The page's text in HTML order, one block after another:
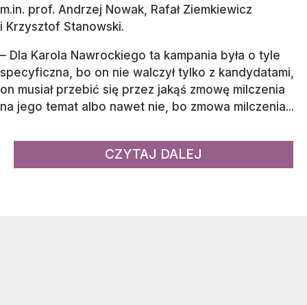
m.in. prof. Andrzej Nowak, Rafał Ziemkiewicz
i Krzysztof Stanowski.
– Dla Karola Nawrockiego ta kampania była o tyle
specyficzna, bo on nie walczył tylko z kandydatami,
on musiał przebić się przez jakąś zmowę milczenia
na jego temat albo nawet nie, bo zmowa milczenia...
CZYTAJ DALEJ